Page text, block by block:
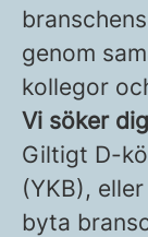
genom
kollegor
Vi söker
Giltigt D-
(YKB),
byta